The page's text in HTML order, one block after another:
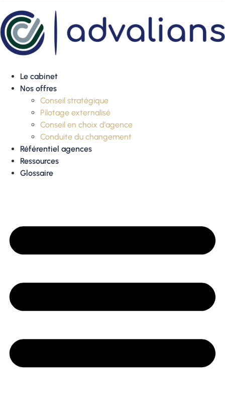
Le cabinet
Nos offres
Conseil stratégique
Pilotage externalisé
Conseil en choix d’agence
Conduite du changement
Référentiel agences
Ressources
Glossaire